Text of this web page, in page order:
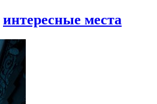
интересные места